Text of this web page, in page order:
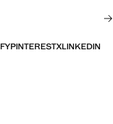
PINTERESTXLINKEDIN